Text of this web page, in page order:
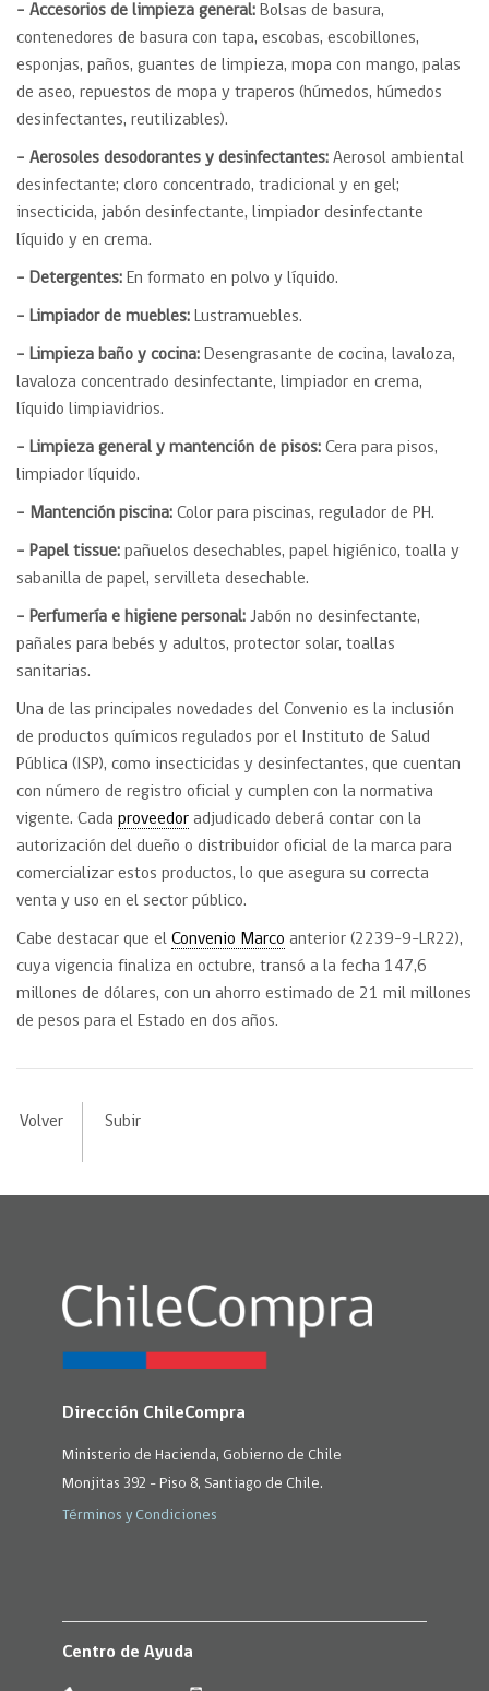
– Accesorios de limpieza general: Bolsas de basura,
contenedores de basura con tapa, escobas, escobillones,
esponjas, paños, guantes de limpieza, mopa con mango, palas
de aseo, repuestos de mopa y traperos (húmedos, húmedos
desinfectantes, reutilizables).
– Aerosoles desodorantes y desinfectantes: Aerosol ambiental
desinfectante; cloro concentrado, tradicional y en gel;
insecticida, jabón desinfectante, limpiador desinfectante
líquido y en crema.
– Detergentes: En formato en polvo y líquido.
– Limpiador de muebles: Lustramuebles.
– Limpieza baño y cocina: Desengrasante de cocina, lavaloza,
lavaloza concentrado desinfectante, limpiador en crema,
líquido limpiavidrios.
– Limpieza general y mantención de pisos: Cera para pisos,
limpiador líquido.
– Mantención piscina: Color para piscinas, regulador de PH.
– Papel tissue: pañuelos desechables, papel higiénico, toalla y
sabanilla de papel, servilleta desechable.
– Perfumería e higiene personal: Jabón no desinfectante,
pañales para bebés y adultos, protector solar, toallas
sanitarias.
Una de las principales novedades del Convenio es la inclusión
de productos químicos regulados por el Instituto de Salud
Pública (ISP), como insecticidas y desinfectantes, que cuentan
con número de registro oficial y cumplen con la normativa
vigente. Cada proveedor adjudicado deberá contar con la
autorización del dueño o distribuidor oficial de la marca para
comercializar estos productos, lo que asegura su correcta
venta y uso en el sector público.
Cabe destacar que el Convenio Marco anterior (2239-9-LR22),
cuya vigencia finaliza en octubre, transó a la fecha 147,6
millones de dólares, con un ahorro estimado de 21 mil millones
de pesos para el Estado en dos años.
Volver Subir
Dirección ChileCompra
Ministerio de Hacienda, Gobierno de Chile
Monjitas 392 - Piso 8, Santiago de Chile.
Términos y Condiciones
Centro de Ayuda